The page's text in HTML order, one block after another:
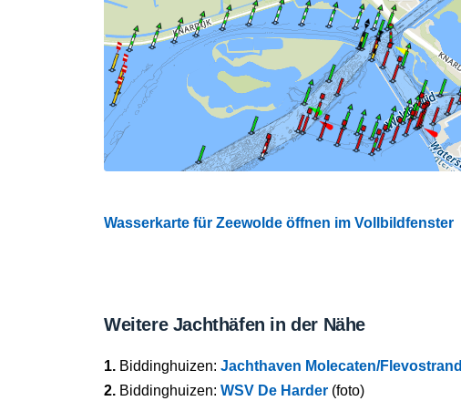
Wasserkarte für Zeewolde öffnen im Vollbildfenster
Weitere Jachthäfen in der Nähe
1. Biddinghuizen: Jachthaven Molecaten/Flevostrand
2. Biddinghuizen: WSV De Harder (foto)